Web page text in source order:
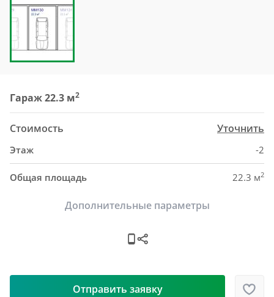
Гараж 22.3 м2
Стоимость Уточнить
Этаж -2
Общая площадь 22.3 м2
Дополнительные параметры
Отправить заявку